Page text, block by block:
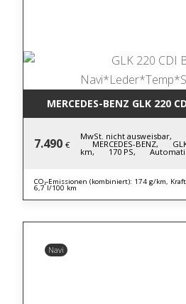
7.490 €
MwSt. nicht ausweisbar,
MERCEDES-BENZ,
km, 170 PS,
CO₂-Emissionen (kombiniert): 174 g/km,
6,7 l/100 km
Navi